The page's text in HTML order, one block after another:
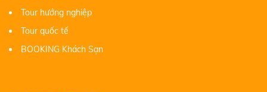
Tour hướng nghiệp
Tour quốc tế
BOOKING Khách Sạn